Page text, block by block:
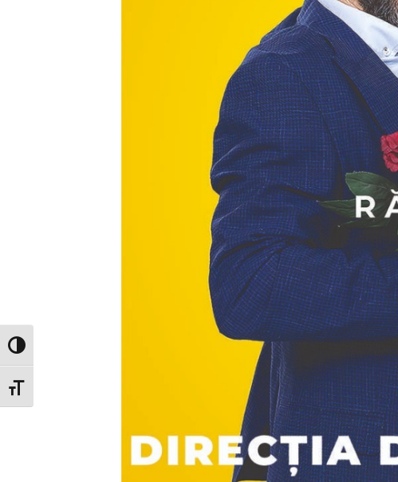
Glisor nivel contrast
Glisor mărime font